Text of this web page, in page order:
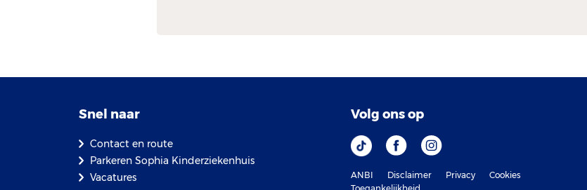
Snel naar
Contact en route
Parkeren Sophia Kinderziekenhuis
Vacatures
Volg ons op
ANBI Disclaimer Privacy
Cookies